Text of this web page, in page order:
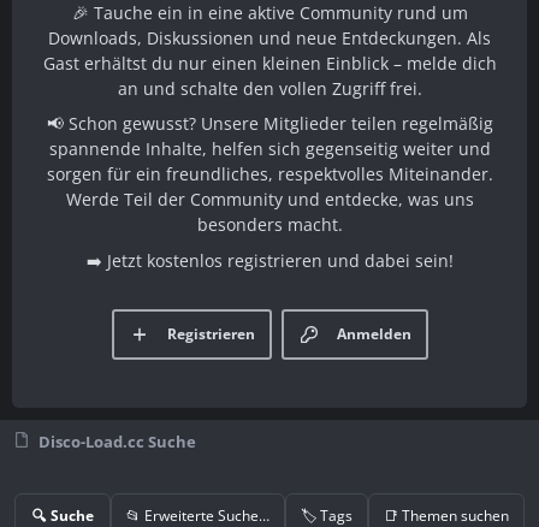
🎉 Tauche ein in eine aktive Community rund um
Downloads, Diskussionen und neue Entdeckungen. Als
Gast erhältst du nur einen kleinen Einblick – melde dich
an und schalte den vollen Zugriff frei.
📢 Schon gewusst? Unsere Mitglieder teilen regelmäßig
spannende Inhalte, helfen sich gegenseitig weiter und
sorgen für ein freundliches, respektvolles Miteinander.
Werde Teil der Community und entdecke, was uns
besonders macht.
➡️ Jetzt kostenlos registrieren und dabei sein!
Anmelden
Registrieren
Disco-Load.cc Suche
🔍 Suche 📂 Erweiterte Suche… 🏷️ Tags 📑 Themen suchen